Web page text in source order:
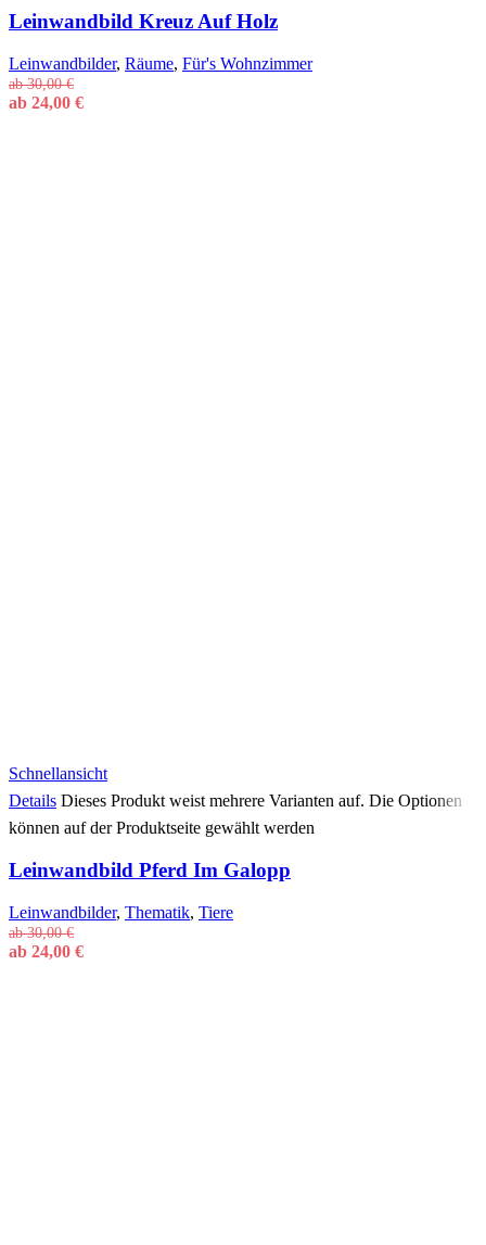
Leinwandbild Kreuz Auf Holz
Leinwandbilder, Räume, Für's Wohnzimmer
ab30,00€
ab 24,00 €
Schnellansicht
Details Dieses Produkt weist mehrere Varianten auf. Die Optionen
können auf der Produktseite gewählt werden
Leinwandbild Pferd Im Galopp
Leinwandbilder, Thematik, Tiere
ab30,00€
ab 24,00 €